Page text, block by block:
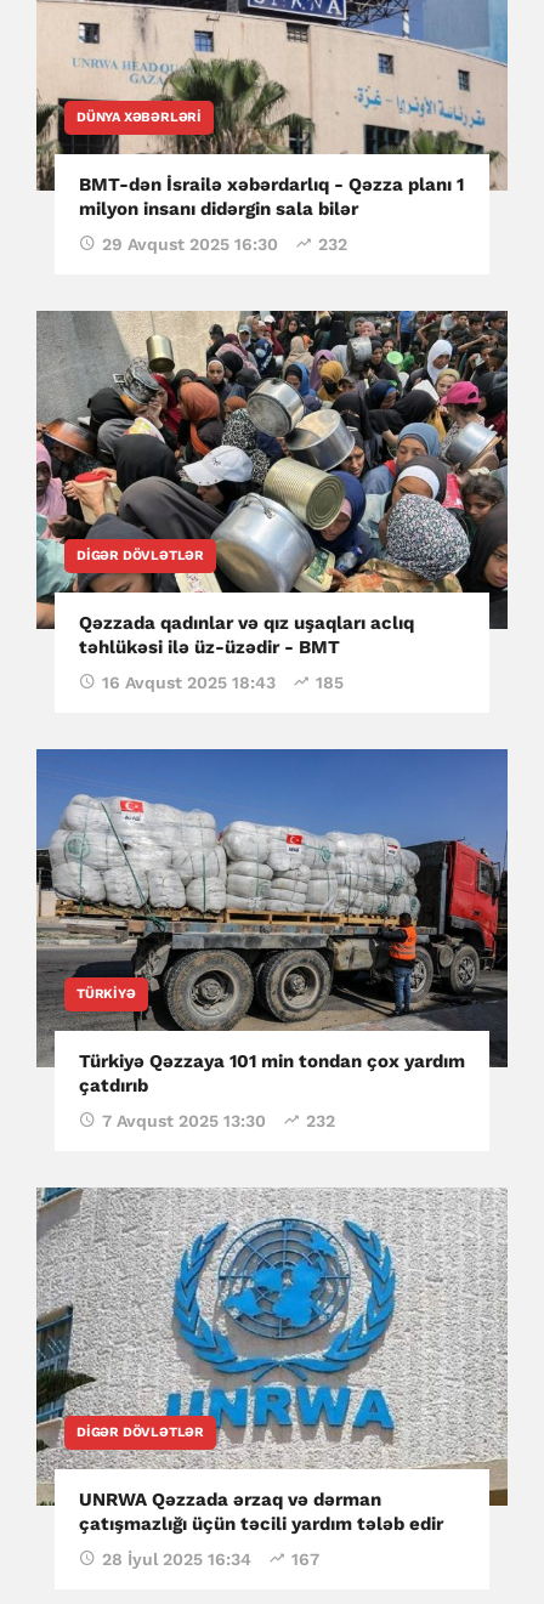
DÜNYA XƏBƏRLƏRI
BMT-dən İsrailə xəbərdarlıq - Qəzza planı 1
milyon insanı didərgin sala bilər
29 Avqust 2025 16:30 232
DIGƏR DÖVLƏTLƏR
Qəzzada qadınlar və qız uşaqları aclıq
təhlükəsi ilə üz-üzədir - BMT
16 Avqust 2025 18:43 185
TÜRKIYƏ
Türkiyə Qəzzaya 101 min tondan çox yardım
çatdırıb
7 Avqust 2025 13:30 232
DIGƏR DÖVLƏTLƏR
UNRWA Qəzzada ərzaq və dərman
çatışmazlığı üçün təcili yardım tələb edir
28 İyul 2025 16:34 167